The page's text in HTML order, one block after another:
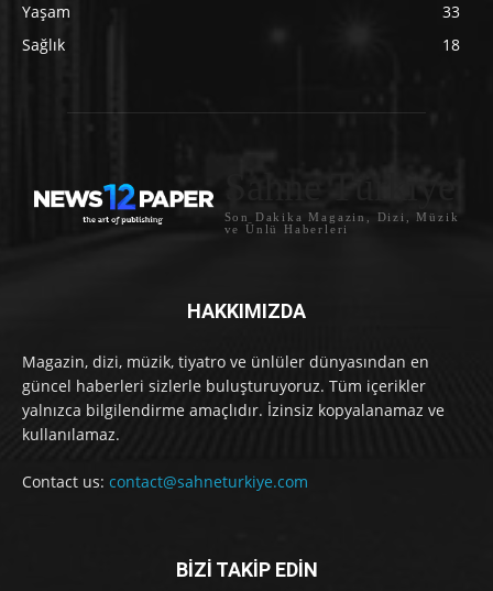
Yaşam
33
Sağlık
18
Sahne Türkiye
Son Dakika Magazin, Dizi, Müzik
ve Ünlü Haberleri
HAKKIMIZDA
Magazin, dizi, müzik, tiyatro ve ünlüler dünyasından en
güncel haberleri sizlerle buluşturuyoruz. Tüm içerikler
yalnızca bilgilendirme amaçlıdır. İzinsiz kopyalanamaz ve
kullanılamaz.
Contact us: contact@sahneturkiye.com
BİZİ TAKİP EDİN